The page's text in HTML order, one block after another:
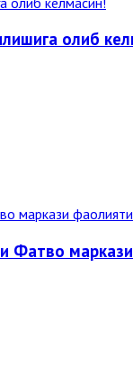
олиб
Фатво